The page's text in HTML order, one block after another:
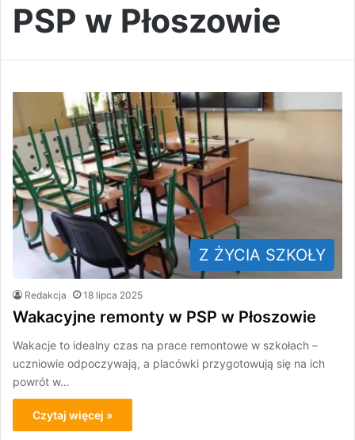
PSP w Płoszowie
Z ŻYCIA SZKOŁY
Redakcja 18 lipca 2025
Wakacyjne remonty w PSP w Płoszowie
Wakacje to idealny czas na prace remontowe w szkołach –
uczniowie odpoczywają, a placówki przygotowują się na ich
powrót w…
Czytaj więcej »